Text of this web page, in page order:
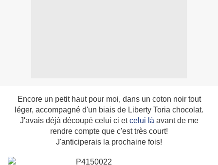
Encore un petit haut pour moi, dans un coton noir tout
léger, accompagné d'un biais de Liberty Toria chocolat.
J'avais déjà découpé celui ci etcelui là avant de me
rendre compte que c'est très court!
J'anticiperais la prochaine fois!